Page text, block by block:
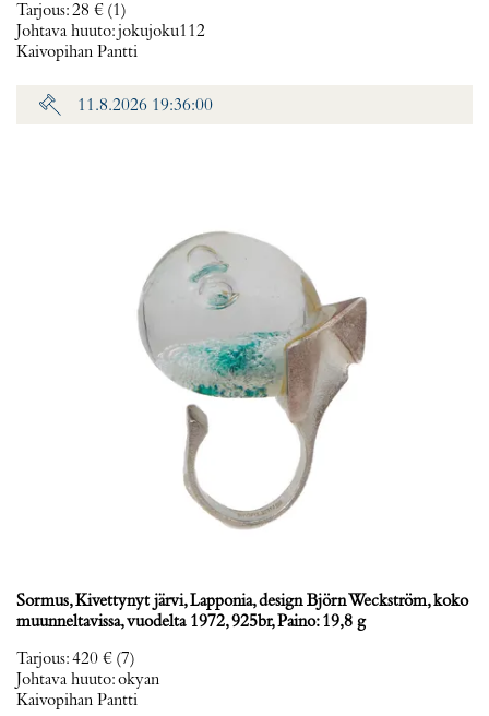
Tarjous:28 € (1)
Johtava huuto:jokujoku112
Kaivopihan Pantti
11.8.2026 19:36:00
Sormus, Kivettynyt järvi, Lapponia, design Björn Weckström, koko
muunneltavissa, vuodelta 1972, 925br, Paino: 19,8 g
Tarjous:420 € (7)
Johtava huuto:okyan
Kaivopihan Pantti